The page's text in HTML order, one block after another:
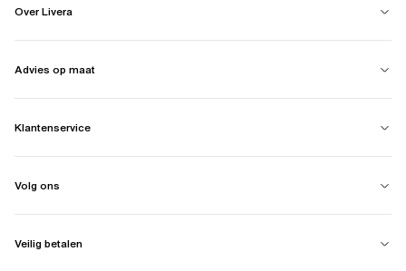
Over Livera
Advies op maat
Klantenservice
Volg ons
Veilig betalen